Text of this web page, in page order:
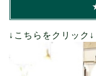
↓こちらをクリック↓